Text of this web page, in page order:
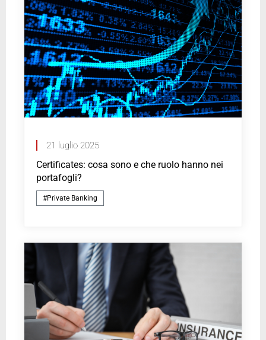
21 luglio 2025
Certificates: cosa sono e che ruolo hanno nei
portafogli?
#Private Banking